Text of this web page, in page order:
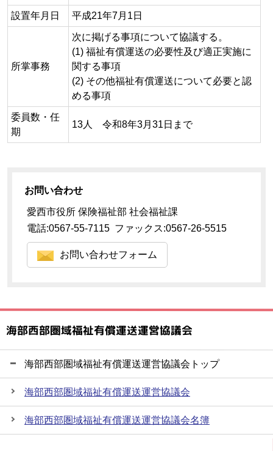
設置年月日 平成21年7月1日
所掌事務
次に掲げる事項について協議する。
(1) 福祉有償運送の必要性及び適正実施に
関する事項
(2) その他福祉有償運送について必要と認
める事項
委員数・任
期
13人 令和8年3月31日まで
お問い合わせ
愛西市役所 保険福祉部 社会福祉課
電話:0567-55-7115 ファックス:0567-26-5515
お問い合わせフォーム
海部西部圏域福祉有償運送運営協議会
海部西部圏域福祉有償運送運営協議会トップ
海部西部圏域福祉有償運送運営協議会
海部西部圏域福祉有償運送運営協議会名簿